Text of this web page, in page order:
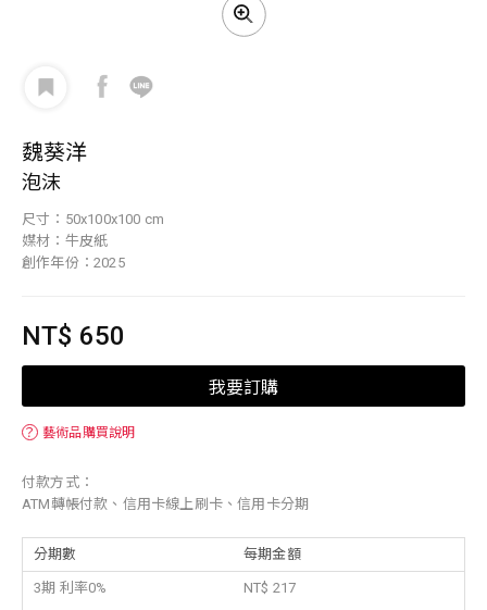
魏葵洋
泡沫
尺寸：50x100x100 cm
媒材：牛皮紙
創作年份：2025
NT$ 650
我要訂購
？ 藝術品購買說明
付款方式：
ATM轉帳付款、信用卡線上刷卡、信用卡分期
分期數 每期金額
3期 利率0%
NT$ 217